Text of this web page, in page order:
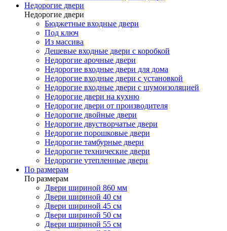
Недорогие двери
Недорогие двери
Бюджетные входные двери
Под ключ
Из массива
Дешевые входные двери с коробкой
Недорогие арочные двери
Недорогие входные двери для дома
Недорогие входные двери с установкой
Недорогие входные двери с шумоизоляцией
Недорогие двери на кухню
Недорогие двери от производителя
Недорогие двойные двери
Недорогие двустворчатые двери
Недорогие порошковые двери
Недорогие тамбурные двери
Недорогие технические двери
Недорогие утепленные двери
По размерам
По размерам
Двери шириной 860 мм
Двери шириной 40 см
Двери шириной 45 см
Двери шириной 50 см
Двери шириной 55 см